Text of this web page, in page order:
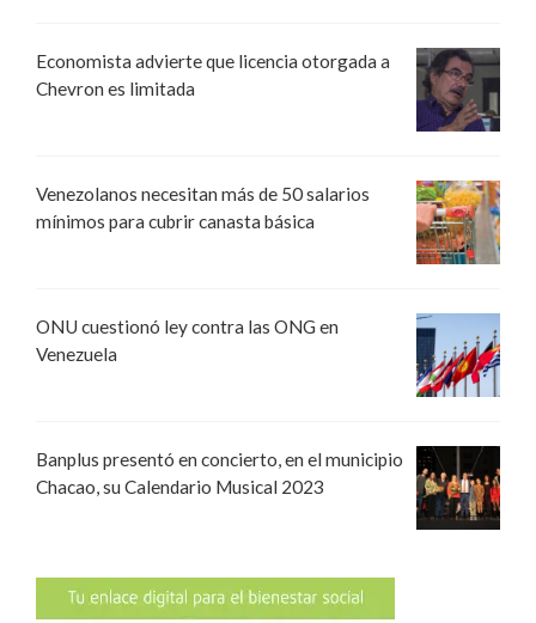
Economista advierte que licencia otorgada a
Chevron es limitada
Venezolanos necesitan más de 50 salarios
mínimos para cubrir canasta básica
ONU cuestionó ley contra las ONG en
Venezuela
Banplus presentó en concierto, en el municipio
Chacao, su Calendario Musical 2023